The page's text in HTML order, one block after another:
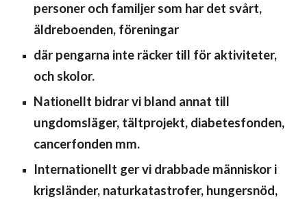
personer och familjer som har det svårt,
äldreboenden, föreningar
där pengarna inte räcker till för aktiviteter,
och skolor.
Nationellt bidrar vi bland annat till
ungdomsläger, tältprojekt, diabetesfonden,
cancerfonden mm.
Internationellt ger vi drabbade människor i
krigsländer, naturkatastrofer, hungersnöd,